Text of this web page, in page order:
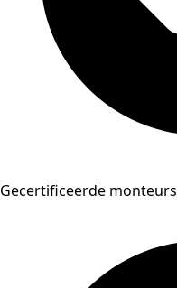
Gecertificeerde monteurs